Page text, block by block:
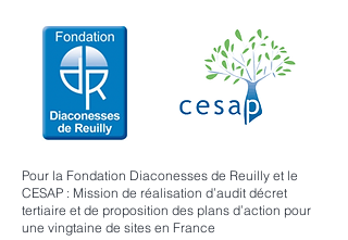
Pour la Fondation Diaconesses de Reuilly et le
CESAP : Mission de réalisation d’audit décret
tertiaire et de proposition des plans d’action pour
une vingtaine de sites en France